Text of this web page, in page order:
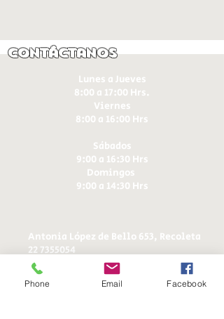
Contáctanos
Lunes a Jueves
8:00 a 17:00 Hrs.
Viernes
8:00 a 16:00 Hrs​
Sábados
9:00 a 16:30 Hrs
Domingos
9:00 a 14:30 Hrs
Antonia López de Bello 653, Recoleta
22 7355054
22 7375725
+56 9 75224598
ducereposteria@gmail.com
Phone Email Facebook